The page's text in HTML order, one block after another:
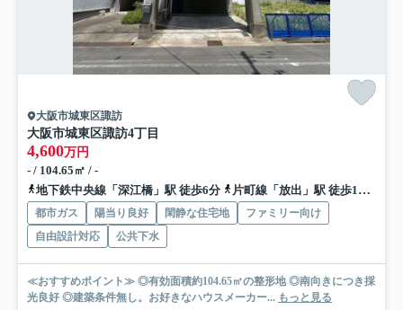
大阪市城東区諏訪
大阪市城東区諏訪4丁目
4,600万円
- / 104.65㎡ / -
地下鉄中央線「深江橋」駅 徒歩6分
片町線「放出」駅 徒歩14分
都市ガス 陽当り良好 閑静な住宅地
ファミリー向け
自由設計対応
公共下水
≪おすすめポイント≫ ◎有効面積約104.65㎡の整形地 ◎南向きにつき採
光良好 ◎建築条件無し。お好きなハウスメーカー... もっと見る